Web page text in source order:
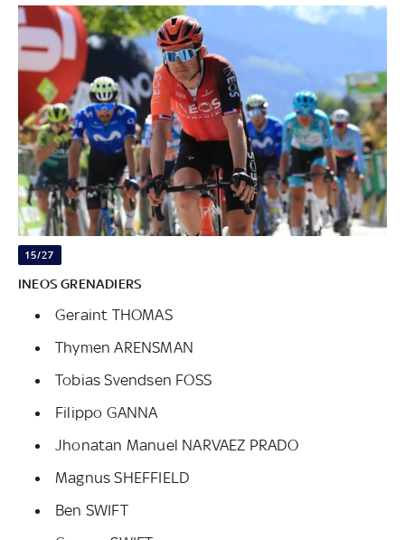
15/27
INEOS GRENADIERS
Geraint THOMAS
Thymen ARENSMAN
Tobias Svendsen FOSS
Filippo GANNA
Jhonatan Manuel NARVAEZ PRADO
Magnus SHEFFIELD
Ben SWIFT